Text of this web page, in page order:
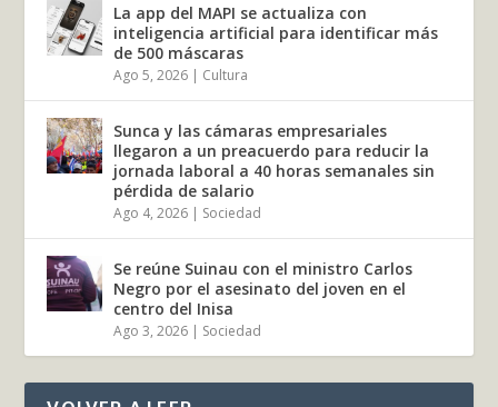
La app del MAPI se actualiza con
inteligencia artificial para identificar más
de 500 máscaras
Ago 5, 2026 | Cultura
Sunca y las cámaras empresariales
llegaron a un preacuerdo para reducir la
jornada laboral a 40 horas semanales sin
pérdida de salario
Ago 4, 2026 | Sociedad
Se reúne Suinau con el ministro Carlos
Negro por el asesinato del joven en el
centro del Inisa
Ago 3, 2026 | Sociedad